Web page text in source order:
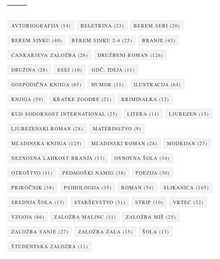
AVTOBIOGRAFIJA (14) BELETRINA (23) BEREM SEBI (20)
BEREM SINKU (40) BEREM SINKU 2-4 (25) BRANJE (43)
CANKARJEVA ZALOŽBA (26) DRUŽBENI ROMAN (126)
DRUŽINA (28) ESEJ (10) GDČ. IDEJA (11)
GOSPODIČNA KNJIGA (65) HUMOR (11) ILUSTRACIJA (64)
KNJIGA (59) KRATKE ZGODBE (21) KRIMINALKA (12)
KUD SODOBNOST INTERNATIONAL (25) LITERA (11) LJUBEZEN (15)
LJUBEZENSKI ROMAN (28) MATERINSTVO (9)
MLADINSKA KNJIGA (125) MLADINSKI ROMAN (28) MODRIJAN (27)
NEZNOSNA LAHKOST BRANJA (13) OSNOVNA ŠOLA (34)
OTROŠTVO (11) PEDAGOŠKI NAMIG (38) POEZIJA (30)
PRIROČNIK (38) PSIHOLOGIJA (35) ROMAN (54) SLIKANICA (105)
SREDNJA ŠOLA (13) STARŠEVSTVO (31) STRIP (10) VRTEC (32)
VZGOJA (86) ZALOŽBA MALINC (11) ZALOŽBA MIŠ (25)
ZALOŽBA SANJE (27) ZALOŽBA ZALA (15) ŠOLA (13)
ŠTUDENTSKA ZALOŽBA (11)